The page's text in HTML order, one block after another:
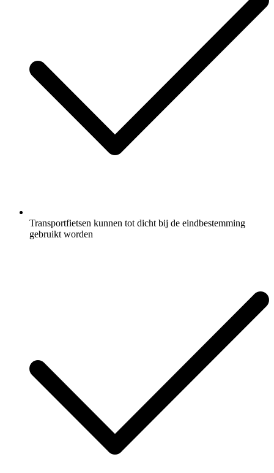
Transportfietsen kunnen tot dicht bij de eindbestemming
gebruikt worden